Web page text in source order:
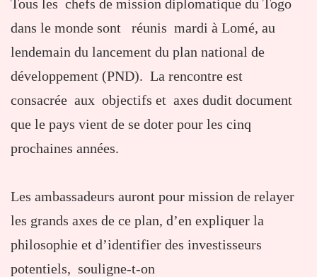
Tous les chefs de mission diplomatique du Togo
dans le monde sont réunis mardi à Lomé, au
lendemain du lancement du plan national de
développement (PND). La rencontre est
consacrée aux objectifs et axes dudit document
que le pays vient de se doter pour les cinq
prochaines années.
Les ambassadeurs auront pour mission de relayer
les grands axes de ce plan, d’en expliquer la
philosophie et d’identifier des investisseurs
potentiels, souligne-t-on